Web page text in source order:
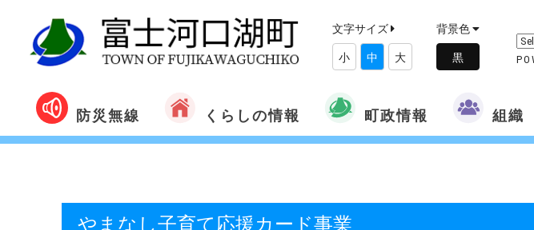
文字サイズ
小 中 大
背景色
防災無線 くらしの情報 町政情報 組織
やまなし子育て応援カード事業